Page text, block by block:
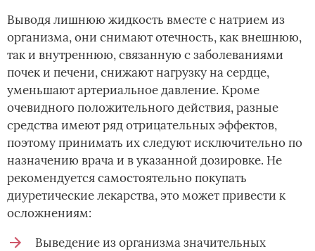
Выводя лишнюю жидкость вместе с натрием из
организма, они снимают отечность, как внешнюю,
так и внутреннюю, связанную с заболеваниями
почек и печени, снижают нагрузку на сердце,
уменьшают артериальное давление. Кроме
очевидного положительного действия, разные
средства имеют ряд отрицательных эффектов,
поэтому принимать их следуют исключительно по
назначению врача и в указанной дозировке. Не
рекомендуется самостоятельно покупать
диуретические лекарства, это может привести к
осложнениям:
Выведение из организма значительных